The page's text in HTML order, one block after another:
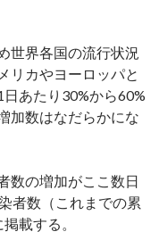
世界各国の流行状況
リカやヨーロッパと
あたり30%から60%
加数はなだらかにな
数の増加がここ数日
者数（これまでの累
載する。